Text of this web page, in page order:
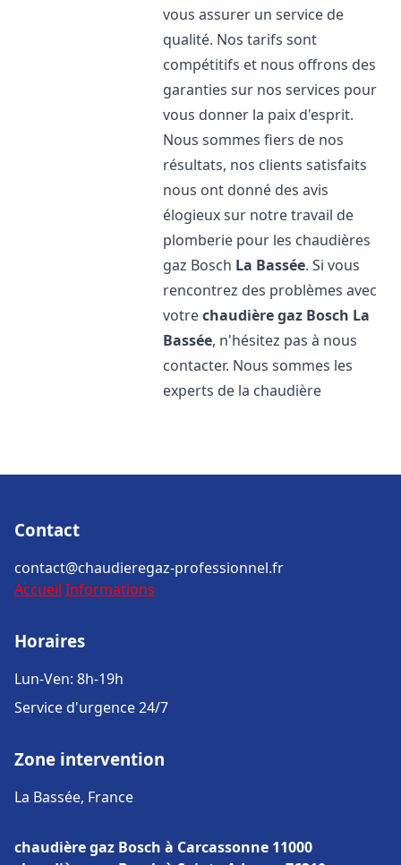
vous assurer un service de
qualité. Nos tarifs sont
compétitifs et nous offrons des
garanties sur nos services pour
vous donner la paix d'esprit.
Nous sommes fiers de nos
résultats, nos clients satisfaits
nous ont donné des avis
élogieux sur notre travail de
plomberie pour les chaudières
gaz Bosch La Bassée. Si vous
rencontrez des problèmes avec
votrechaudière gaz Bosch La
Bassée, n'hésitez pas à nous
contacter. Nous sommes les
experts de la chaudière
Contact
contact@chaudieregaz-professionnel.fr
Accueil Informations
Horaires
Lun-Ven: 8h-19h
Service d'urgence 24/7
Zone intervention
La Bassée, France
chaudière gaz Bosch à Carcassonne 11000